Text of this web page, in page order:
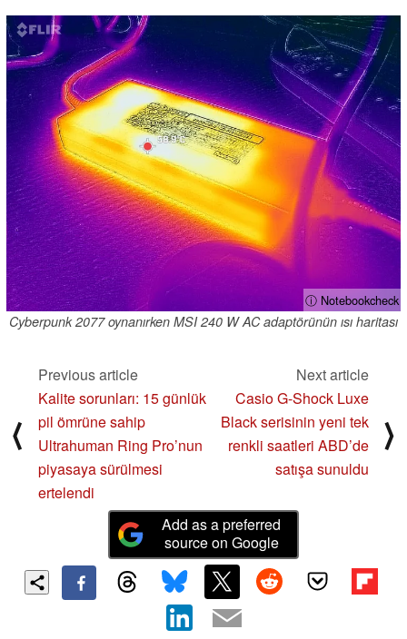
ⓘ Notebookcheck
Cyberpunk 2077 oynanırken MSI 240 W AC adaptörünün ısı haritası
⟨
Previous article
Kalite sorunları: 15 günlük
pil ömrüne sahip
Ultrahuman Ring Pro’nun
piyasaya sürülmesi
ertelendi
Next article
Casio G-Shock Luxe
Black serisinin yeni tek
renkli saatleri ABD’de
satışa sunuldu
⟩
Add as a preferred
source on Google